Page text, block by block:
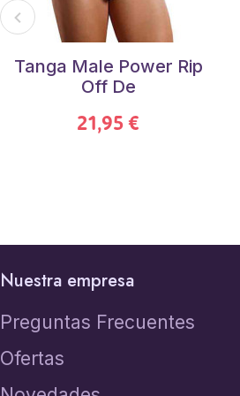
Tanga Male Power Rip
Off De
21,95 €
Nuestra empresa
Preguntas Frecuentes
Ofertas